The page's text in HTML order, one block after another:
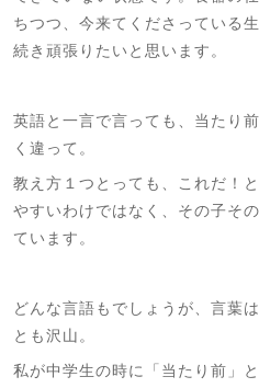
ちつつ、今来てくださっている
続き頑張りたいと思います。
英語と一言で言っても、当たり
く違って。
教え方１つとっても、これだ！
やすいわけではなく、その子そ
ています。
どんな言語もでしょうが、言葉
とも沢山。
私が中学生の時に「当たり前」